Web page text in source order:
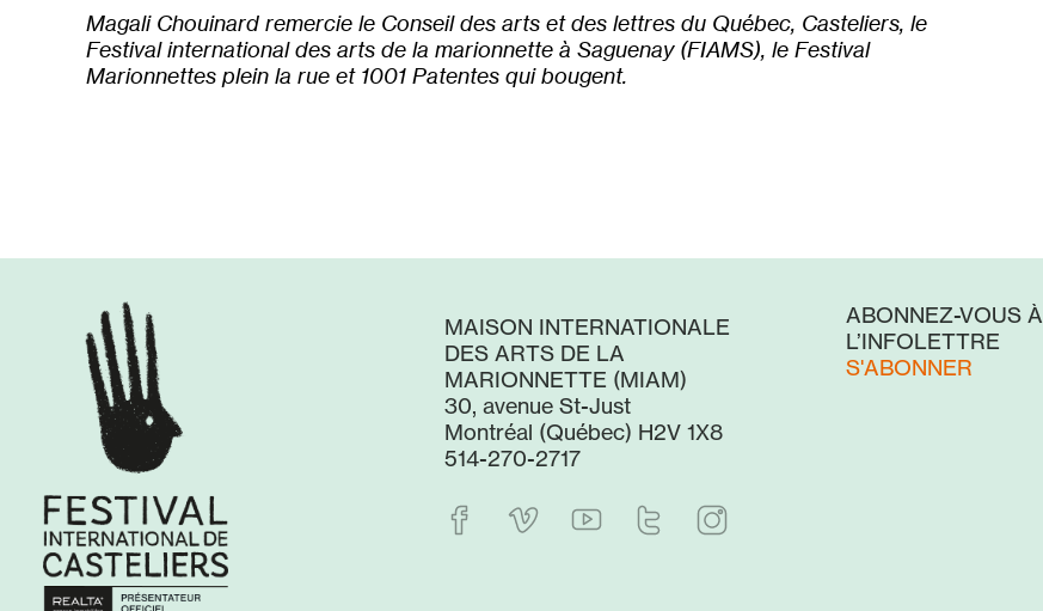
Magali Chouinard remercie le Conseil des arts et des lettres du Québec, Casteliers, le
Festival international des arts de la marionnette à Saguenay (FIAMS), le Festival
Marionnettes plein la rue et 1001 Patentes qui bougent.
MAISON INTERNATIONALE
DES ARTS DE LA
MARIONNETTE (MIAM)
30, avenue St-Just
Montréal (Québec) H2V 1X8
514-270-2717
ABONNEZ-VOUS À
L’INFOLETTRE
S'ABONNER